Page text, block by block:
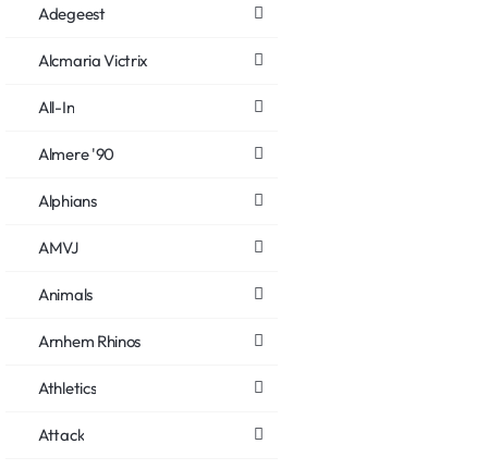
Adegeest
Alcmaria Victrix
All-In
Almere '90
Alphians
AMVJ
Animals
Arnhem Rhinos
Athletics
Attack